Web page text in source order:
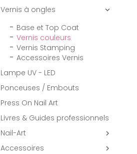
Vernis à ongles

Base et Top Coat
Vernis couleurs
Vernis Stamping
Accessoires Vernis
Lampe UV - LED
Ponceuses / Embouts
Press On Nail Art
Livres & Guides professionnels
Nail-Art

Accessoires 